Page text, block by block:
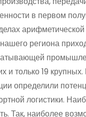
в первом
региона
только 19
определили
логистики.
Так, наиболее